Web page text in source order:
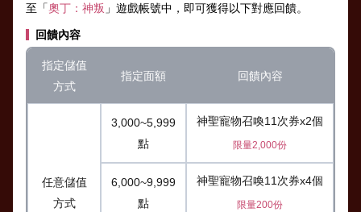
至「奧丁：神叛 」遊戲帳號中，即可獲得以下對應回饋。
回饋內容
指定儲值
方式
指定面額 回饋內容
任意儲值
方式
3,000~5,999
點
神聖寵物召喚11次券x2個
限量2,000份
6,000~9,999
點
神聖寵物召喚11次券x4個
限量200份